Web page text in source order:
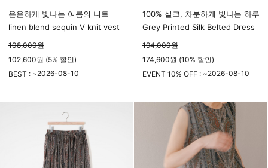
은은하게 빛나는 여름의 니트
linen blend sequin V knit vest
108,000원
102,600원 (5% 할인)
BEST : ~2026-08-10
100% 실크, 차분하게 빛나는 하루
Grey Printed Silk Belted Dress
194,000원
174,600원 (10% 할인)
EVENT 10% OFF : ~2026-08-10